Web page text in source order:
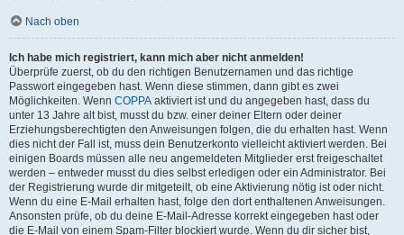
Nach oben
Ich habe mich registriert, kann mich aber nicht anmelden!
Überprüfe zuerst, ob du den richtigen Benutzernamen und das richtige
Passwort eingegeben hast. Wenn diese stimmen, dann gibt es zwei
Möglichkeiten. Wenn COPPA aktiviert ist und du angegeben hast, dass du
unter 13 Jahre alt bist, musst du bzw. einer deiner Eltern oder deiner
Erziehungsberechtigten den Anweisungen folgen, die du erhalten hast. Wenn
dies nicht der Fall ist, muss dein Benutzerkonto vielleicht aktiviert werden. Bei
einigen Boards müssen alle neu angemeldeten Mitglieder erst freigeschaltet
werden – entweder musst du dies selbst erledigen oder ein Administrator. Bei
der Registrierung wurde dir mitgeteilt, ob eine Aktivierung nötig ist oder nicht.
Wenn du eine E-Mail erhalten hast, folge den dort enthaltenen Anweisungen.
Ansonsten prüfe, ob du deine E-Mail-Adresse korrekt eingegeben hast oder
die E-Mail von einem Spam-Filter blockiert wurde. Wenn du dir sicher bist,